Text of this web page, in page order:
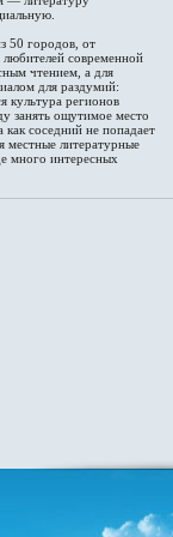
50 городов, от
современной
чтением, а для
для раздумий:
культура регионов
занять ощутимое место
как соседний не попадает
местные литературные
много интересных